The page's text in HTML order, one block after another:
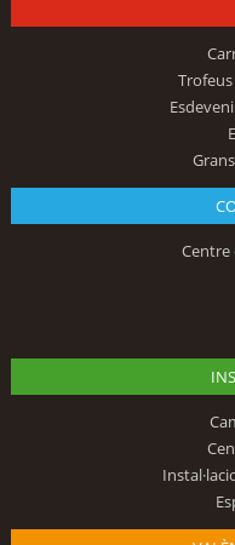
Centre